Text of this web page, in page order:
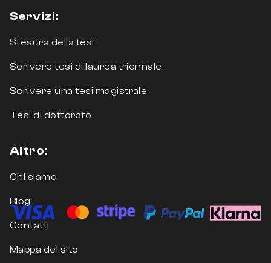
Servizi:
Stesura della tesi
Scrivere tesi di laurea triennale
Scrivere una tesi magistrale
Tesi di dottorato
Altro:
Chi siamo
Blog
Contatti
Mappa del sito